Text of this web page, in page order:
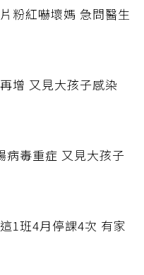
粉紅嚇壞媽 急問醫生
增 又見大孩子感染
病毒重症 又見大孩子
1班4月停課4次 有家